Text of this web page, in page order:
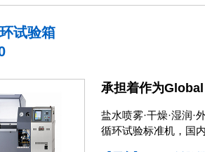
试验箱
承担着作为
盐水喷雾·干燥·湿润
循环试验标准机，国